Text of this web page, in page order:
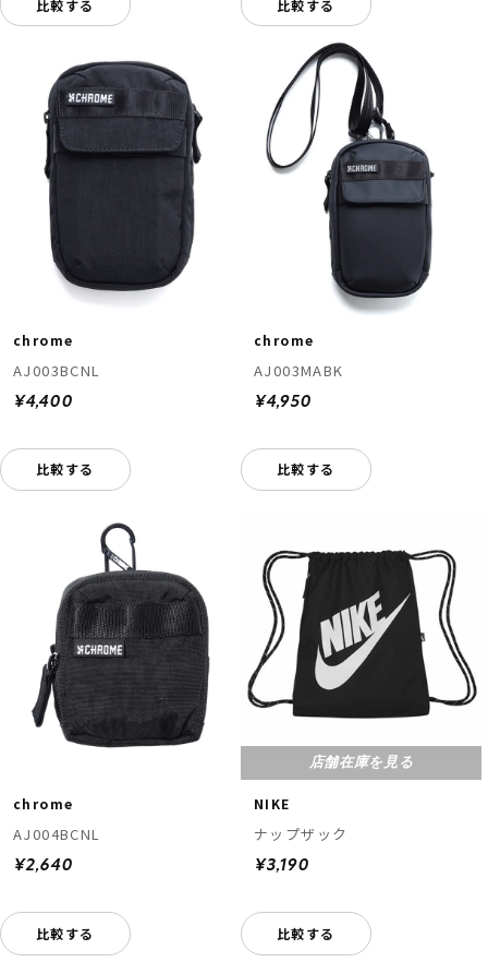
比較する 比較する
chrome
AJ003BCNL
¥4,400
比較する
chrome
AJ003MABK
¥4,950
比較する
chrome
AJ004BCNL
¥2,640
比較する
店舗在庫を見る
NIKE
ナップザック
¥3,190
比較する